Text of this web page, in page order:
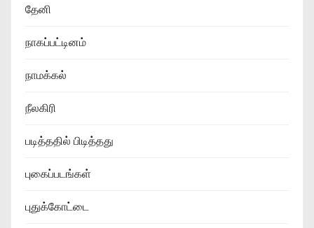
தேனி
நாகப்பட்டினம்
நாமக்கல்
நீலகிரி
படித்ததில் பிடித்தது
புகைப்படங்கள்
புதுக்கோட்டை